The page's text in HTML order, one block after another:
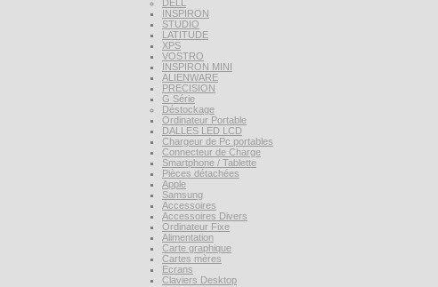
DELL
INSPIRON
STUDIO
LATITUDE
XPS
VOSTRO
INSPIRON MINI
ALIENWARE
PRECISION
G Série
Déstockage
Ordinateur Portable
DALLES LED LCD
Chargeur de Pc portables
Connecteur de Charge
Smartphone / Tablette
Pièces détachées
Apple
Samsung
Accessoires
Accessoires Divers
Ordinateur Fixe
Alimentation
Carte graphique
Cartes mères
Ecrans
Claviers Desktop